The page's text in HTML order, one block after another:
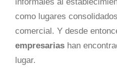
como lugares
comercial. Y desde
empresarias han
lugar.